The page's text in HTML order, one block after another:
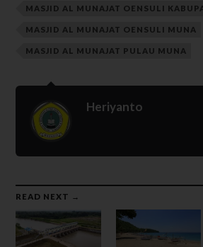
MASJID AL MUNAJAT OENSULI
MASJID AL MUNAJAT OENSULI MUNA
MASJID AL MUNAJAT PULAU MUNA
Heriyanto
READ NEXT →